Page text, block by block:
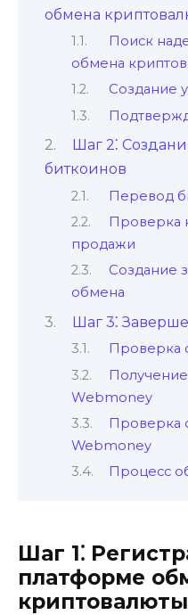
обмена
Поиск
обмена
Создание
Шаг 2⁚
биткоинов
Перевод
Проверка
продажи
Создание
обмена
Шаг 3⁚
Проверка
Wеbmoney
Проверка
Webmoney
Процесс
Шаг 1⁚
платформе
криптовалюты